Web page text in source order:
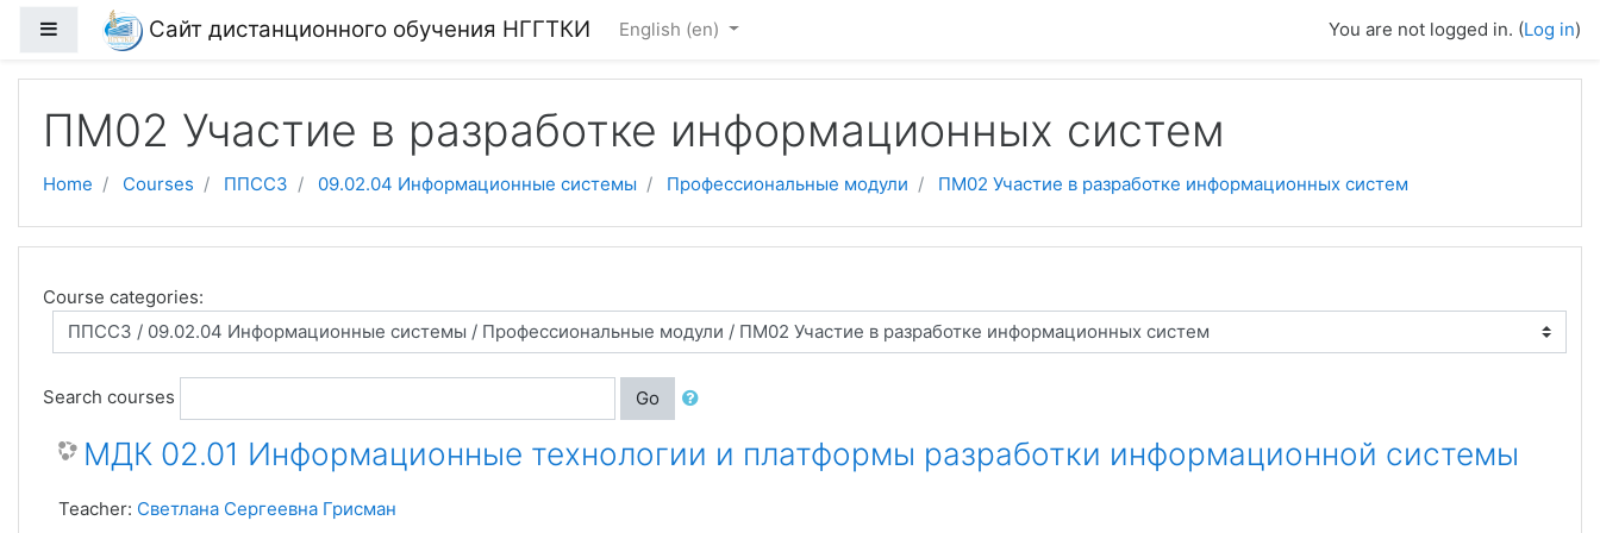
Skip to main content
Side panel Сайт дистанционного обучения НГГТКИ English ‎(en)‎ You are not logged in. (Log in)
ПМ02 Участие в разработке информационных систем
Home Courses ППССЗ 09.02.04 Информационные системы Профессиональные модули ПМ02 Участие в разработке информационных систем
Course categories:
Search courses Go
МДК 02.01 Информационные технологии и платформы разработки информационной системы
Teacher: Светлана Сергеевна Грисман